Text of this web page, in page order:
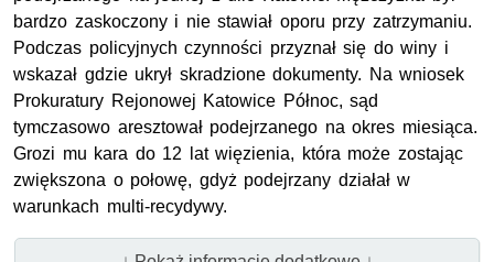
bardzo zaskoczony i nie stawiał oporu przy zatrzymaniu.
Podczas policyjnych czynności przyznał się do winy i
wskazał gdzie ukrył skradzione dokumenty. Na wniosek
Prokuratury Rejonowej Katowice Północ, sąd
tymczasowo aresztował podejrzanego na okres miesiąca.
Grozi mu kara do 12 lat więzienia, która może zostając
zwiększona o połowę, gdyż podejrzany działał w
warunkach multi-recydywy.